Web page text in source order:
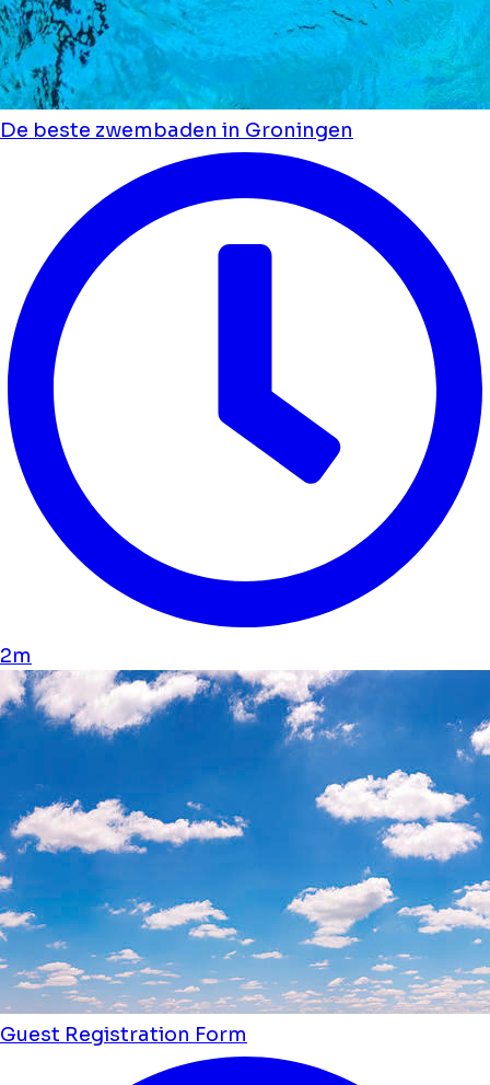
De beste zwembaden in Groningen
2m
Guest Registration Form